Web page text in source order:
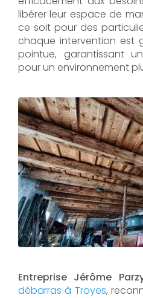
libérer leur espace de
ce soit pour des
chaque intervention est
pointue, garantissant
pour un environnement
Entreprise Jérôme
débarras à Troyes,